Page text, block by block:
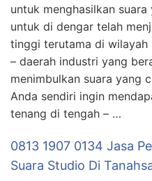
untuk menghasilkan
untuk di dengar telah
tinggi terutama di
– daerah industri yang
menimbulkan suara yang
Anda sendiri ingin
tenang di tengah – …
0813 1907 0134 Jasa
Suara Studio Di